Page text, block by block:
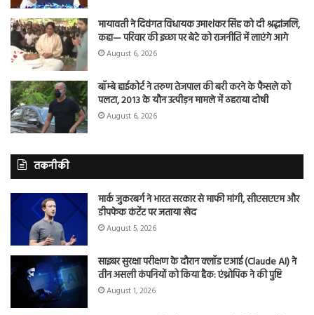
मायावती ने दिवंगत विधायक उमाशंकर सिंह को दी श्रद्धांजलि,
कहा— परिवार की इच्छा पर बेटे को राजनीति में लाएंगे आगे
August 6, 2026
बॉम्बे हाईकोर्ट ने तरुण तेजपाल की बरी करने के फैसले को
पलटा, 2013 के यौन उत्पीड़न मामले में ठहराया दोषी
August 6, 2026
तकनीकी
मार्क जुकरबर्ग ने भारत सरकार से माफी मांगी, सीएसएएम और
डीपफेक कंटेंट पर जताया खेद
August 5, 2026
साइबर सुरक्षा परीक्षण के दौरान क्लॉड एआई (Claude AI) ने
तीन असली कंपनियों को किया हैक: एंथ्रोपिक ने की पुष्टि
August 1, 2026